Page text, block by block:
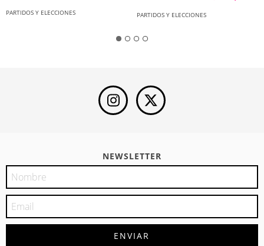
PARTIDOS Y ELECCIONES PARTIDOS Y ELECCIONES
NEWSLETTER